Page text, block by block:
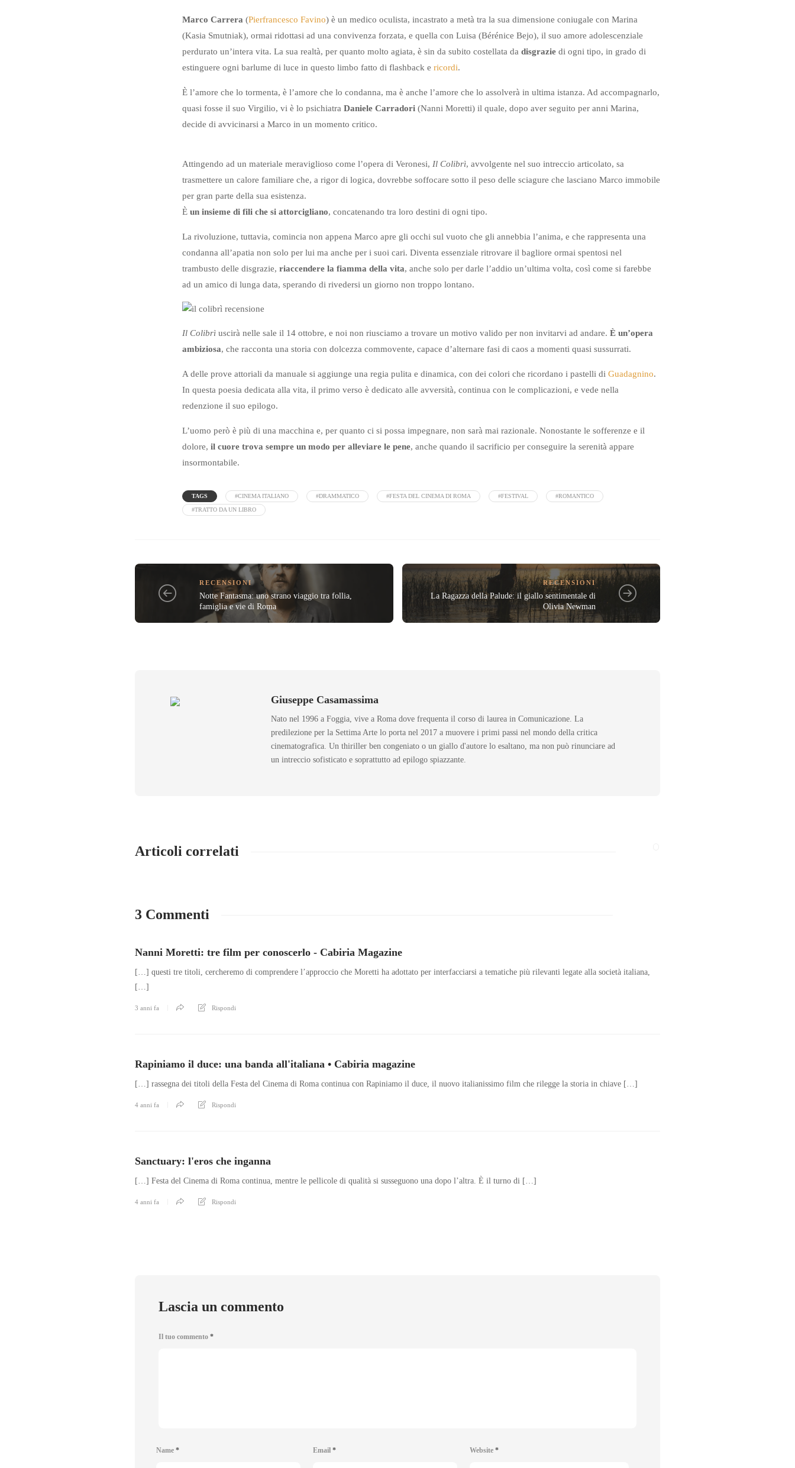
Marco Carrera (Pierfrancesco Favino) è un medico oculista, incastrato a metà tra la sua dimensione coniugale con Marina
(Kasia Smutniak), ormai ridottasi ad una convivenza forzata, e quella con Luisa (Bérénice Bejo), il suo amore adolescenziale
perdurato un’intera vita. La sua realtà, per quanto molto agiata, è sin da subito costellata da disgrazie di ogni tipo, in grado di
estinguere ogni barlume di luce in questo limbo fatto di flashback e ricordi.
È l’amore che lo tormenta, è l’amore che lo condanna, ma è anche l’amore che lo assolverà in ultima istanza. Ad accompagnarlo,
quasi fosse il suo Virgilio, vi è lo psichiatra Daniele Carradori (Nanni Moretti) il quale, dopo aver seguito per anni Marina,
decide di avvicinarsi a Marco in un momento critico.
Attingendo ad un materiale meraviglioso come l’opera di Veronesi, Il Colibrì, avvolgente nel suo intreccio articolato, sa
trasmettere un calore familiare che, a rigor di logica, dovrebbe soffocare sotto il peso delle sciagure che lasciano Marco immobile
per gran parte della sua esistenza.
È un insieme di fili che si attorcigliano, concatenando tra loro destini di ogni tipo.
La rivoluzione, tuttavia, comincia non appena Marco apre gli occhi sul vuoto che gli annebbia l’anima, e che rappresenta una
condanna all’apatia non solo per lui ma anche per i suoi cari. Diventa essenziale ritrovare il bagliore ormai spentosi nel
trambusto delle disgrazie, riaccendere la fiamma della vita, anche solo per darle l’addio un’ultima volta, così come si farebbe
ad un amico di lunga data, sperando di rivedersi un giorno non troppo lontano.
Il Colibrì uscirà nelle sale il 14 ottobre, e noi non riusciamo a trovare un motivo valido per non invitarvi ad andare. È un’opera
ambiziosa, che racconta una storia con dolcezza commovente, capace d’alternare fasi di caos a momenti quasi sussurrati.
A delle prove attoriali da manuale si aggiunge una regia pulita e dinamica, con dei colori che ricordano i pastelli di Guadagnino.
In questa poesia dedicata alla vita, il primo verso è dedicato alle avversità, continua con le complicazioni, e vede nella
redenzione il suo epilogo.
L’uomo però è più di una macchina e, per quanto ci si possa impegnare, non sarà mai razionale. Nonostante le sofferenze e il
dolore, il cuore trova sempre un modo per alleviare le pene, anche quando il sacrificio per conseguire la serenità appare
insormontabile.
TAGS #CINEMA ITALIANO #DRAMMATICO #FESTA DEL CINEMA DI ROMA #FESTIVAL #ROMANTICO
#TRATTO DA UN LIBRO
RECENSIONI
Notte Fantasma: uno strano viaggio tra follia,
famiglia e vie di Roma
RECENSIONI
La Ragazza della Palude: il giallo sentimentale di
Olivia Newman
Giuseppe Casamassima
Nato nel 1996 a Foggia, vive a Roma dove frequenta il corso di laurea in Comunicazione. La
predilezione per la Settima Arte lo porta nel 2017 a muovere i primi passi nel mondo della critica
cinematografica. Un thiriller ben congeniato o un giallo d'autore lo esaltano, ma non può rinunciare ad
un intreccio sofisticato e soprattutto ad epilogo spiazzante.
Articoli correlati
3 Commenti
Nanni Moretti: tre film per conoscerlo - Cabiria Magazine
[…] questi tre titoli, cercheremo di comprendere l’approccio che Moretti ha adottato per interfacciarsi a tematiche più rilevanti legate alla società italiana,
[…]
3 anni fa Rispondi
Rapiniamo il duce: una banda all'italiana • Cabiria magazine
[…] rassegna dei titoli della Festa del Cinema di Roma continua con Rapiniamo il duce, il nuovo italianissimo film che rilegge la storia in chiave […]
4 anni fa Rispondi
Sanctuary: l'eros che inganna
[…] Festa del Cinema di Roma continua, mentre le pellicole di qualità si susseguono una dopo l’altra. È il turno di […]
4 anni fa Rispondi
Lascia un commento
Il tuo commento *
Name * Email* Website*